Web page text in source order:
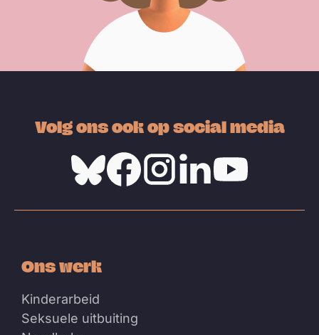
Volg ons ook op social media
Ons werk
Kinderarbeid
Seksuele uitbuiting